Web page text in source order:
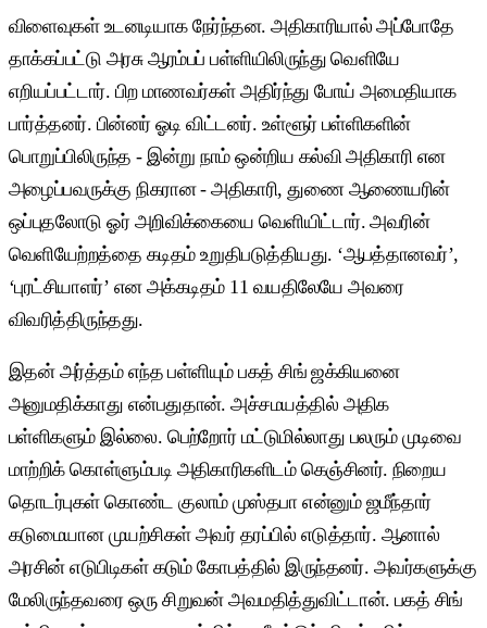
விளைவுகள் உடனடியாக நேர்ந்தன. அதிகாரியால் அப்போதே
தாக்கப்பட்டு அரசு ஆரம்பப் பள்ளியிலிருந்து வெளியே
எறியப்பட்டார். பிற மாணவர்கள் அதிர்ந்து போய் அமைதியாக
பார்த்தனர். பின்னர் ஓடி விட்டனர். உள்ளூர் பள்ளிகளின்
பொறுப்பிலிருந்த - இன்று நாம் ஒன்றிய கல்வி அதிகாரி என
அழைப்பவருக்கு நிகரான - அதிகாரி, துணை ஆணையரின்
ஒப்புதலோடு ஓர் அறிவிக்கையை வெளியிட்டார். அவரின்
வெளியேற்றத்தை கடிதம் உறுதிபடுத்தியது. ‘ஆபத்தானவர்’,
‘புரட்சியாளர்’ என அக்கடிதம் 11 வயதிலேயே அவரை
விவரித்திருந்தது.
இதன் அர்த்தம் எந்த பள்ளியும் பகத் சிங் ஜக்கியனை
அனுமதிக்காது என்பதுதான். அச்சமயத்தில் அதிக
பள்ளிகளும் இல்லை. பெற்றோர் மட்டுமில்லாது பலரும் முடிவை
மாற்றிக் கொள்ளும்படி அதிகாரிகளிடம் கெஞ்சினர். நிறைய
தொடர்புகள் கொண்ட குலாம் முஸ்தபா என்னும் ஜமீந்தார்
கடுமையான முயற்சிகள் அவர் தரப்பில் எடுத்தார். ஆனால்
அரசின் எடுபிடிகள் கடும் கோபத்தில் இருந்தனர். அவர்களுக்கு
மேலிருந்தவரை ஒரு சிறுவன் அவமதித்துவிட்டான். பகத் சிங்